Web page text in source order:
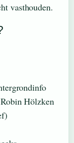
vasthouden.
Hölzken